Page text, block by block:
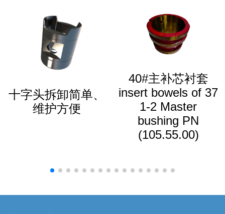
十字头拆卸简单、
维护方便
40#主补芯衬套
insert bowels of 37
1-2 Master
bushing PN
(105.55.00)